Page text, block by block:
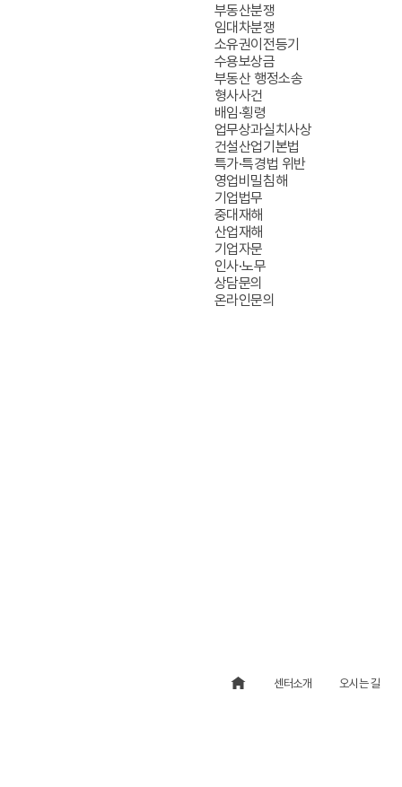
부동산분쟁
임대차분쟁
소유권이전등기
수용보상금
부동산 행정소송
형사사건
배임·횡령
업무상과실치사상
건설산업기본법
특가·특경법 위반
영업비밀침해
기업법무
중대재해
산업재해
기업자문
인사·노무
상담문의
온라인문의
센터소개 오시는 길